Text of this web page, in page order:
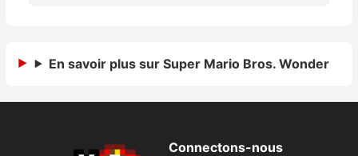
En savoir plus sur Super Mario Bros. Wonder
Connectons-nous